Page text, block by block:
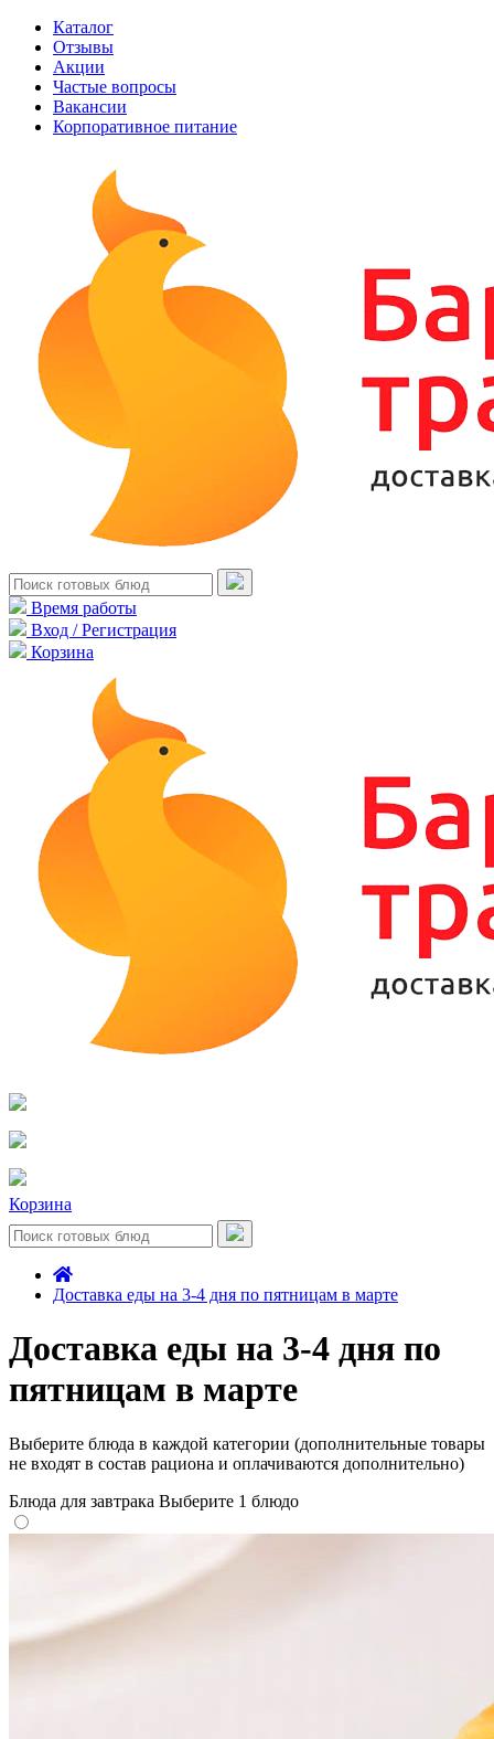
Каталог
Отзывы
Акции
Частые вопросы
Вакансии
Корпоративное питание
Время работы
Вход / Регистрация
Корзина
Корзина
Доставка еды на 3-4 дня по пятницам в марте
Доставка еды на 3-4 дня по
пятницам в марте
Выберите блюда в каждой категории (дополнительные товары
не входят в состав рациона и оплачиваются дополнительно)
Блюда для завтрака Выберите 1 блюдо